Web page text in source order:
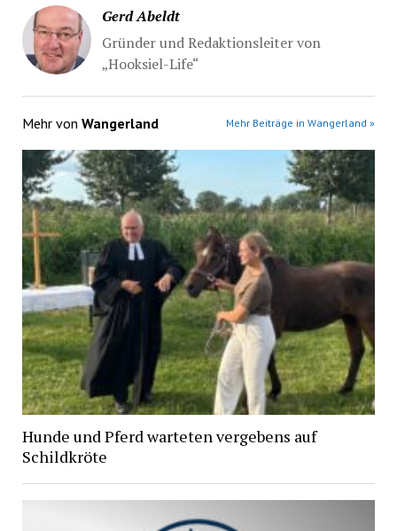
Gerd Abeldt
Gründer und Redaktionsleiter von
„Hooksiel-Life“
Mehr von Wangerland Mehr Beiträge in Wangerland »
Hunde und Pferd warteten vergebens auf
Schildkröte